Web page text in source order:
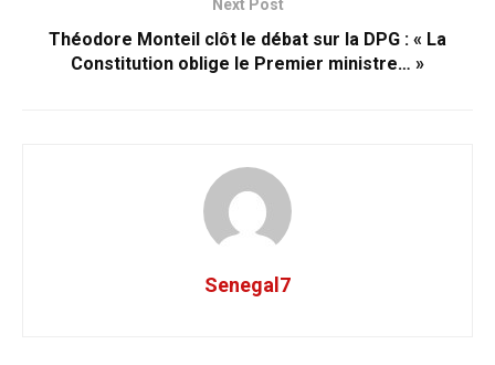
Next Post
Théodore Monteil clôt le débat sur la DPG : « La
Constitution oblige le Premier ministre… »
Senegal7